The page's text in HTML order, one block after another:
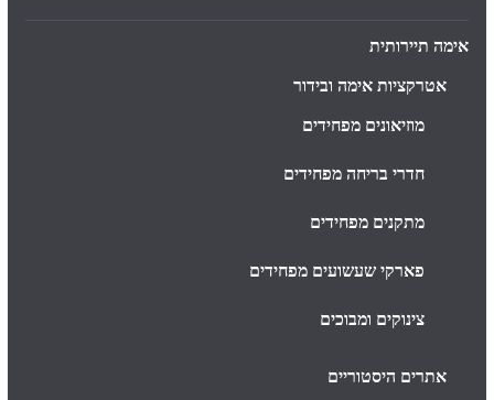
אימה תיירותית
אטרקציות אימה ובידור
מוזיאונים מפחידים
חדרי בריחה מפחידים
מתקנים מפחידים
פארקי שעשועים מפחידים
צינוקים ומבוכים
אתרים היסטוריים